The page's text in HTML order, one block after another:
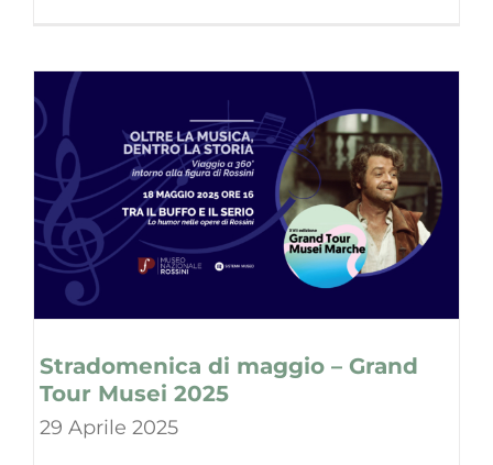
Stradomenica di maggio – Grand
Tour Musei 2025
29 Aprile 2025